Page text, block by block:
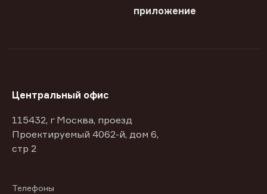
приложение
Центральный офис
115432, г Москва, проезд
Проектируемый 4062-й, дом 6,
стр 2
Телефоны